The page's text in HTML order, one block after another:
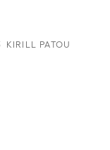
KIRILL PATOU